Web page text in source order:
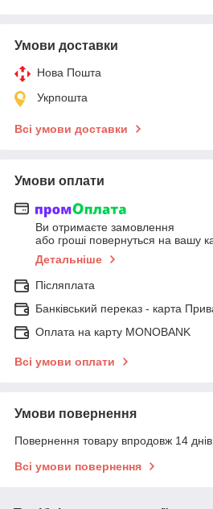
Умови доставки
Нова Пошта
Укрпошта
Всі умови доставки
Умови оплати
Ви отримаєте замовлення
або гроші повернуться на вашу
Детальніше
Післяплата
Банківський переказ - карта
Оплата на карту MONOBANK
Всі умови оплати
Умови повернення
Повернення товару впродовж 14
Всі умови повернення